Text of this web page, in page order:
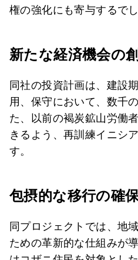
権の強化にも寄与するでし
新たな経済機会の
同社の投資計画は、建設
用、保守において、数千
た、以前の褐炭鉱山労働
きるよう、再訓練イニシ
す。
包摂的な移行の確
同プロジェクトでは、地
ための革新的な仕組みが